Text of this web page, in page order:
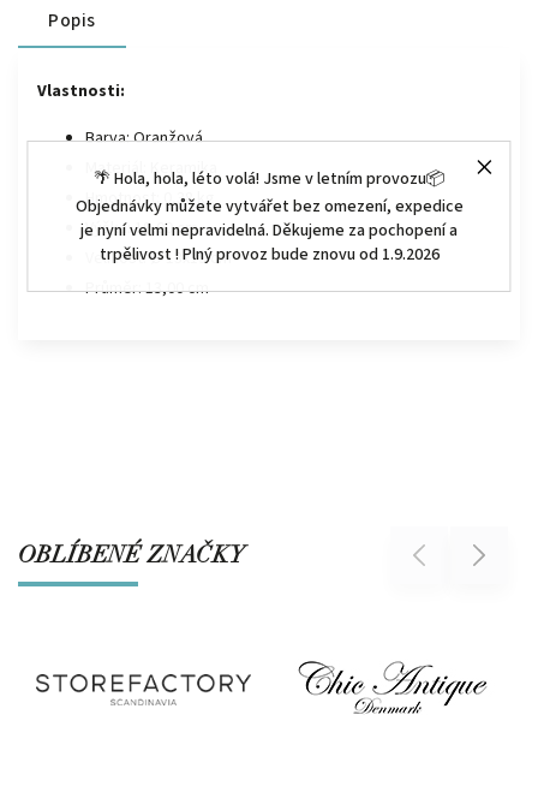
🌴 Hola, hola, léto volá! Jsme v letním provozu📦
Objednávky můžete vytvářet bez omezení, expedice
je nyní velmi nepravidelná. Děkujeme za pochopení a
trpělivost ! Plný provoz bude znovu od 1.9.2026
Popis
Vlastnosti:
Barva: Oranžová
Materiál: Keramika
Hmotnost: 0,38 kg
Výška: 19,00 cm
Velikost: Ø 13x19 cm
Průměr: 13,00 cm
OBLÍBENÉ ZNAČKY Previous Next